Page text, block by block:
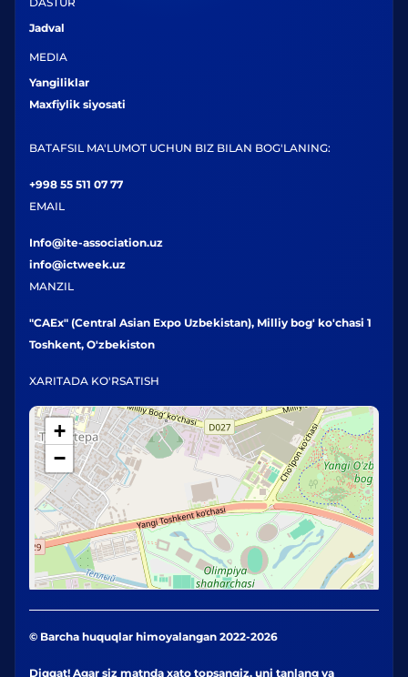
Jadval
MEDIA
Yangiliklar
Maxfiylik siyosati
BATAFSIL MA'LUMOT UCHUN BIZ BILAN BOG'LANING:
+998 55 511 07 77
EMAIL
Info@ite-association.uz
info@ictweek.uz
MANZIL
"CAEx" (Central Asian Expo Uzbekistan), Milliy bog' ko'chasi 1
Toshkent, O'zbekiston
XARITADA KO'RSATISH
+
−
© Barcha huquqlar himoyalangan 2022-2026
Diqqat! Agar siz matnda xato topsangiz, uni tanlang va